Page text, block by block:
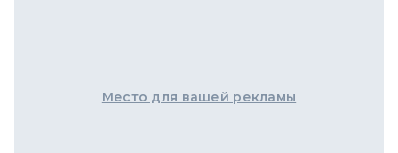
Место для вашей рекламы